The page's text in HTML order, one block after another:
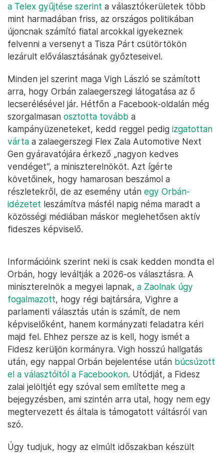
a Telex gyűjtése szerint a választókerületek több
mint harmadában friss, az országos politikában
újoncnak számító fiatal arcokkal igyekeznek
felvenni a versenyt a Tisza Párt csütörtökön
lezárult előválasztásának győzteseivel.
Minden jel szerint maga Vigh László se számított
arra, hogy Orbán zalaegerszegi látogatása az ő
lecserélésével jár. Hétfőn a Facebook-oldalán még
szorgalmasan osztotta tovább a
kampányüzeneteket, kedd reggel pedig izgatottan
várta a zalaegerszegi Flex Zala Automotive Next
Gen gyáravatójára érkező „nagyon kedves
vendéget”, a miniszterelnököt. Azt ígérte
követőinek, hogy hamarosan beszámol a
részletekről, de az esemény után egy Orbán-
idézetet leszámítva másfél napig néma maradt a
közösségi médiában máskor meglehetősen aktív
fideszes képviselő.
Információink szerint neki is csak kedden mondta el
Orbán, hogy leváltják a 2026-os választásra. A
miniszterelnök a megyei lapnak, a Zaolnak úgy
fogalmazott, hogy régi bajtársára, Vighre a
parlamenti választás után is számít, de nem
képviselőként, hanem kormányzati feladatra kéri
majd fel. Ehhez persze az is kell, hogy ismét a
Fidesz kerüljön kormányra. Vigh hosszú hallgatás
után, egy nappal Orbán bejelentése után búcsúzott
el a választóitól a Facebookon. Utódját, a Fidesz
zalai jelöltjét egy szóval sem említette meg a
bejegyzésben, ami szintén arra utal, hogy nem egy
megtervezett és általa is támogatott váltásról van
szó.
Úgy tudjuk, hogy az elmúlt időszakban készült